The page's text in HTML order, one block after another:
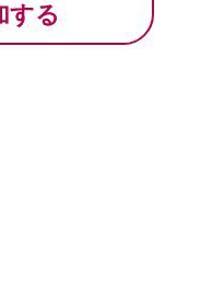
する